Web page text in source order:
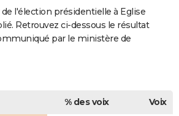
l'élection présidentielle à Eglise
Retrouvez ci-dessous le résultat
par le ministère de
% des voix
Voix